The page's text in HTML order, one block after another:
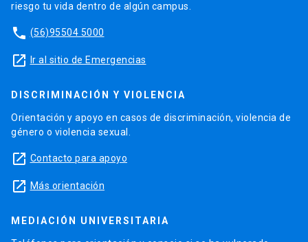
riesgo tu vida dentro de algún campus.
phone (56)95504 5000
launch Ir al sitio de Emergencias
DISCRIMINACIÓN Y VIOLENCIA
Orientación y apoyo en casos de discriminación, violencia de
género o violencia sexual.
launch Contacto para apoyo
launch Más orientación
MEDIACIÓN UNIVERSITARIA